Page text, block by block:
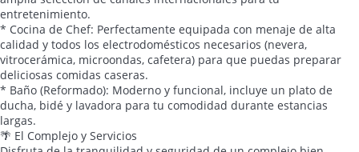
entretenimiento.
* Cocina de Chef: Perfectamente equipada con menaje de alta
calidad y todos los electrodomésticos necesarios (nevera,
vitrocerámica, microondas, cafetera) para que puedas preparar
deliciosas comidas caseras.
* Baño (Reformado): Moderno y funcional, incluye un plato de
ducha, bidé y lavadora para tu comodidad durante estancias
largas.
🌴 El Complejo y Servicios